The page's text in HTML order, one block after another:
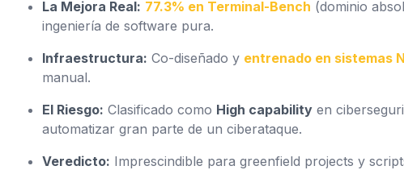
La Mejora Real: 77.3% en Terminal-Bench (dominio
ingeniería de software pura.
Infraestructura: Co-diseñado y entrenado en sistemas
manual.
El Riesgo: Clasificado como High capability en
automatizar gran parte de un ciberataque.
Veredicto: Imprescindible para greenfield projects y